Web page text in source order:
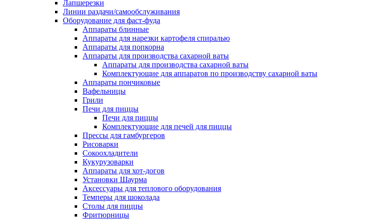
Лапшерезки
Линии раздачи/самообслуживания
Оборудование для фаст-фуда
Аппараты блинные
Аппараты для нарезки картофеля спиралью
Аппараты для попкорна
Аппараты для производства сахарной ваты
Аппараты для производства сахарной ваты
Комплектующие для аппаратов по производству сахарной ваты
Аппараты пончиковые
Вафельницы
Грили
Печи для пиццы
Печи для пиццы
Комплектующие для печей для пиццы
Прессы для гамбургеров
Рисоварки
Сокоохладители
Кукурузоварки
Аппараты для хот-догов
Установки Шаурма
Аксессуары для теплового оборудования
Темперы для шоколада
Столы для пиццы
Фритюрницы